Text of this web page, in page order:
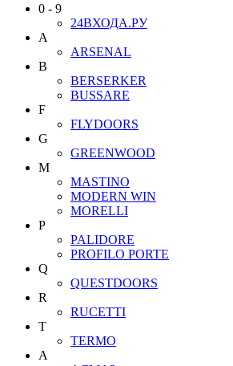
0 - 9
24ВХОДА.РУ
A
ARSENAL
B
BERSERKER
BUSSARE
F
FLYDOORS
G
GREENWOOD
M
MASTINO
MODERN WIN
MORELLI
P
PALIDORE
PROFILO PORTE
Q
QUESTDOORS
R
RUCETTI
T
TERMO
А